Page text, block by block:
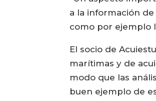
a la información
como por ejemplo
El socio de
marítimas y de
modo que las
buen ejemplo de